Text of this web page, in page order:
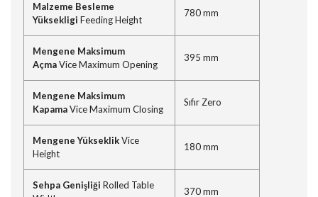
Malzeme Besleme
Yüksekligi Feeding Height
780 mm
Mengene Maksimum
AçmaVice Maximum Opening
395 mm
Mengene Maksimum
KapamaVice Maximum Closing
Sıfır Zero
Mengene YükseklikVice
Height
180 mm
Sehpa Genişliği Rolled Table
370 mm